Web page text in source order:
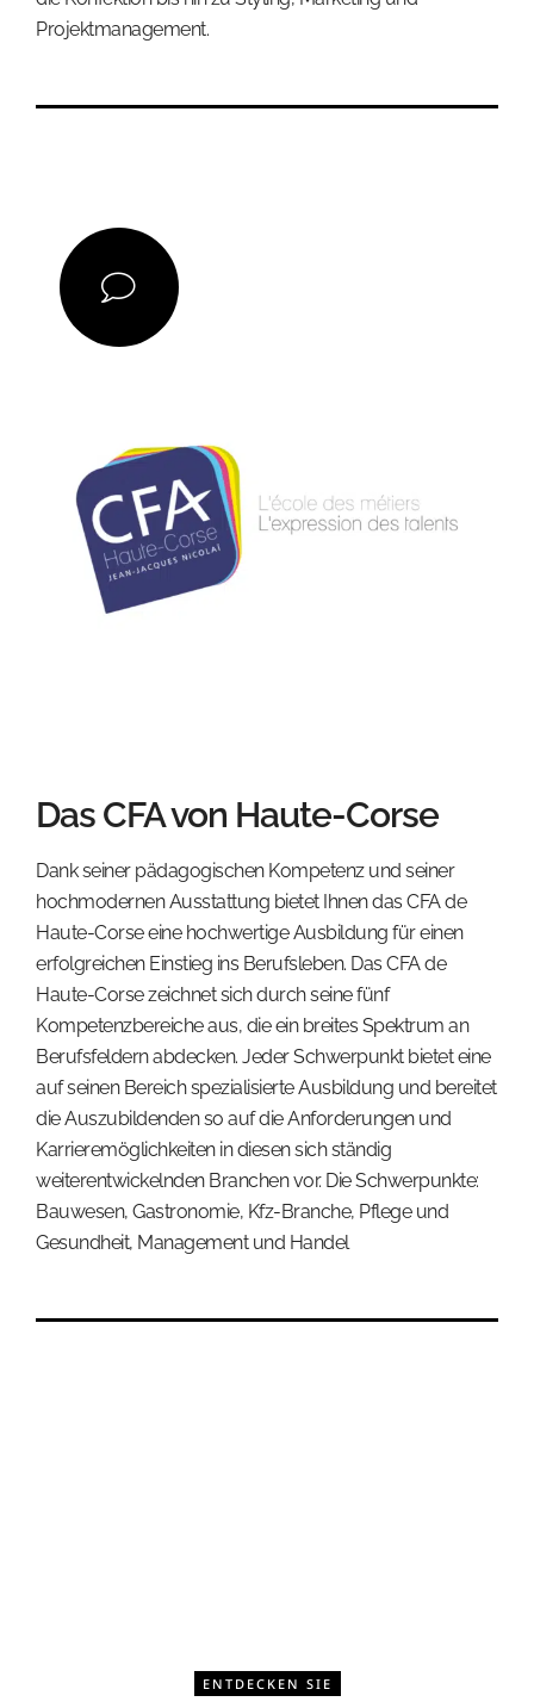
Projektmanagement.
Das CFA von Haute-Corse
Dank seiner pädagogischen Kompetenz und seiner
hochmodernen Ausstattung bietet Ihnen das CFA de
Haute-Corse eine hochwertige Ausbildung für einen
erfolgreichen Einstieg ins Berufsleben. Das CFA de
Haute-Corse zeichnet sich durch seine fünf
Kompetenzbereiche aus, die ein breites Spektrum an
Berufsfeldern abdecken. Jeder Schwerpunkt bietet eine
auf seinen Bereich spezialisierte Ausbildung und bereitet
die Auszubildenden so auf die Anforderungen und
Karrieremöglichkeiten in diesen sich ständig
weiterentwickelnden Branchen vor. Die Schwerpunkte:
Bauwesen, Gastronomie, Kfz-Branche, Pflege und
Gesundheit, Management und Handel
ENTDECKEN SIE